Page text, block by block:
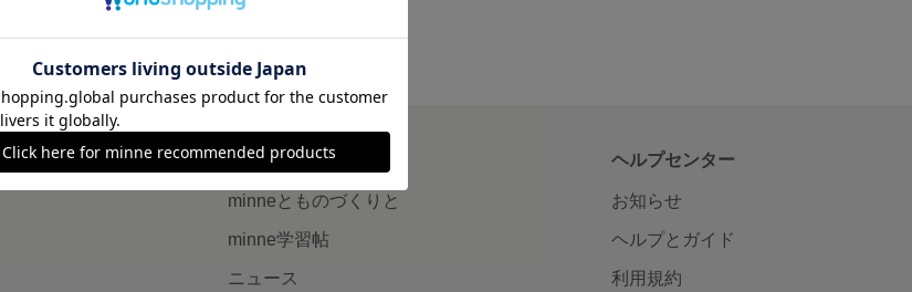
読みもの
minneとものづくりと
minne学習帖
ニュース
ヘルプセンター
お知らせ
ヘルプとガイド
利用規約